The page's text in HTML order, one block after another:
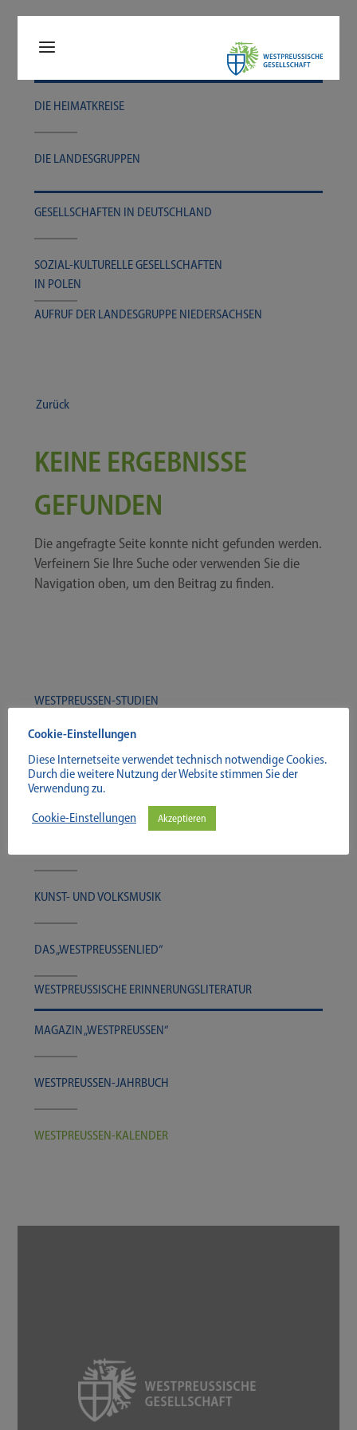
DIE HEI­MAT­KREI­SE
DIE LAN­DES­GRUP­PEN
GESELL­SCHAF­TEN IN DEUTSCHLAND
SOZIAL-​​KULTURELLE GESELL­SCHAF­TEN
IN POLEN
AUF­RUF DER LAN­DES­GRUP­PE NIEDERSACHSEN
Zurück
KEINE ERGEBNISSE
GEFUNDEN
Die ange­frag­te Sei­te konn­te nicht gefun­den wer­den.
Ver­fei­nern Sie Ihre Suche oder ver­wen­den Sie die
Navi­ga­ti­on oben, um den Bei­trag zu finden.
WESTPREUSSEN-​​​STUDIEN
PER­SÖN­LICH­KEI­TEN DES REGIO­NA­LEN
SCHRIFT­TUMS
ZEUG­NIS­SE AUS DER BIL­DEN­DEN KUNST
KUNST- UND VOLKSMUSIK
DAS „WEST­PREU­SSEN­LIED“
WEST­PREU­SSI­SCHE ERINNERUNGSLITERATUR
MAGA­ZIN „WEST­PREU­SSEN“
WESTPREUSSEN-​​​JAHRBUCH
WESTPREUSSEN-​​​KALENDER
Cookie-Einstellungen
Diese Internetseite verwendet technisch notwendige Cookies.
Durch die weitere Nutzung der Website stimmen Sie der
Verwendung zu.
Cookie-Einstellungen
Akzeptieren